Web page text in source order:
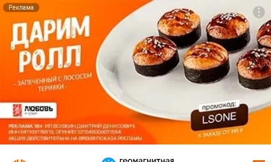
Реклама